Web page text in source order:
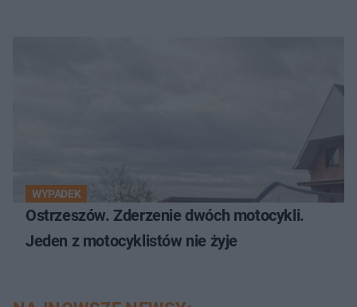
WYPADEK
Ostrzeszów. Zderzenie dwóch motocykli.
Jeden z motocyklistów nie żyje